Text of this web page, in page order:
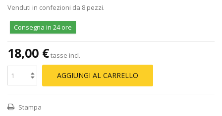
Venduti in confezioni da 8 pezzi.
Consegna in 24 ore
18,00 €tasse incl.
AGGIUNGI AL CARRELLO
Stampa